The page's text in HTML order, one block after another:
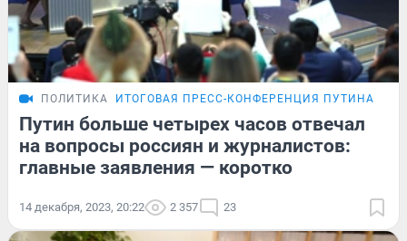
ПОЛИТИКА ИТОГОВАЯ ПРЕСС-КОНФЕРЕНЦИЯ ПУТИНА
Путин больше четырех часов отвечал
на вопросы россиян и журналистов:
главные заявления — коротко
14 декабря, 2023, 20:22 2 357 23